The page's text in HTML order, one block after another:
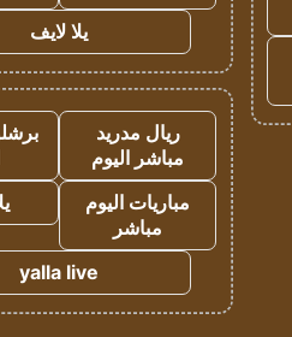
يلا لايف
ريال مدريد
مباشر اليوم
مباريات اليوم
مباشر
yalla live